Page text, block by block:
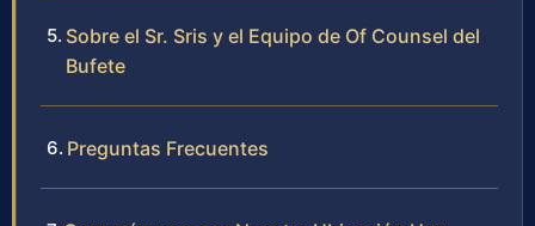
Sobre el Sr. Sris y el Equipo de Of Counsel del
Bufete
Preguntas Frecuentes